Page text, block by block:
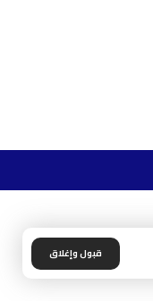
قبول وإغلاق